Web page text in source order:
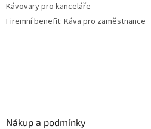
Kávovary pro kanceláře
Firemní benefit: Káva pro zaměstnance
Nákup a podmínky